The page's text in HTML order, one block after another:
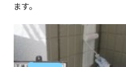
ます。